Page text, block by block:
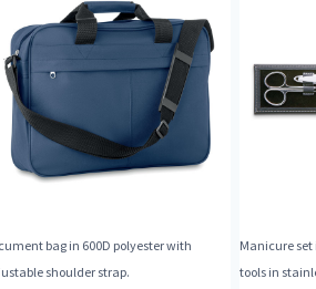
bag in 600D polyester with
shoulder strap.
Manicure set
tools in